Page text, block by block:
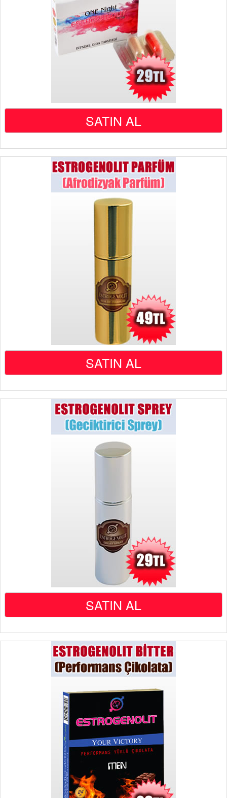
SATIN AL
SATIN AL
SATIN AL